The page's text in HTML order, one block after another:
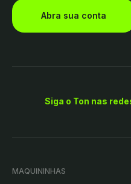
Abra sua conta
Siga o Ton nas
MAQUININHAS